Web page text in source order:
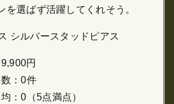
を選ばず活躍してくれそう。
シルバースタッドピアス
円
：0件
：0（5点満点）